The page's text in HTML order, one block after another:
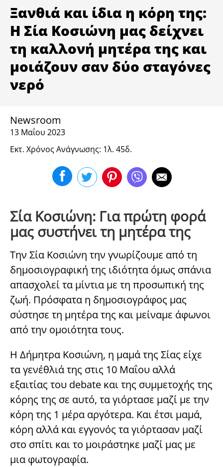
ΥΓΕΙΑ
Ξανθιά και ίδια η κόρη της:
Η Σία Κοσιώνη μας δείχνει
τη καλλονή μητέρα της και
μοιάζουν σαν δύο σταγόνες
νερό
Newsroom
13 Μαΐου 2023
Εκτ. Χρόνος Ανάγνωσης: 1λ. 45δ.
Σία Κοσιώνη: Για πρώτη φορά
μας συστήνει τη μητέρα της
Την Σία Κοσιώνη την γνωρίζουμε από τη
δημοσιογραφική της ιδιότητα όμως σπάνια
απασχολεί τα μίντια με τη προσωπική της
ζωή. Πρόσφατα η δημοσιογράφος μας
σύστησε τη μητέρα της και μείναμε άφωνοι
από την ομοιότητα τους.
H Δήμητρα Κοσιώνη, η μαμά της Σίας είχε
τα γενέθλιά της στις 10 Μαΐου αλλά
εξαιτίας του debate και της συμμετοχής της
κόρης της σε αυτό, τα γιόρτασε μαζί με την
κόρη της 1 μέρα αργότερα. Και έτσι μαμά,
κόρη αλλά και εγγονός τα γιόρτασαν μαζί
στο σπίτι και το μοιράστηκε μαζί μας με
μια φωτογραφία.